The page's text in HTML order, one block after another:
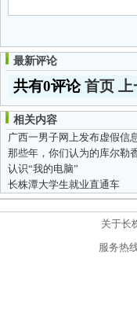
最新评论
共有0评论首页 上
相关内容
广西一男子网上发布虚假信
那些年，你们认为的库尔勒
认识“我的电脑”
长株潭大学生就业直通车
关于长
服务热